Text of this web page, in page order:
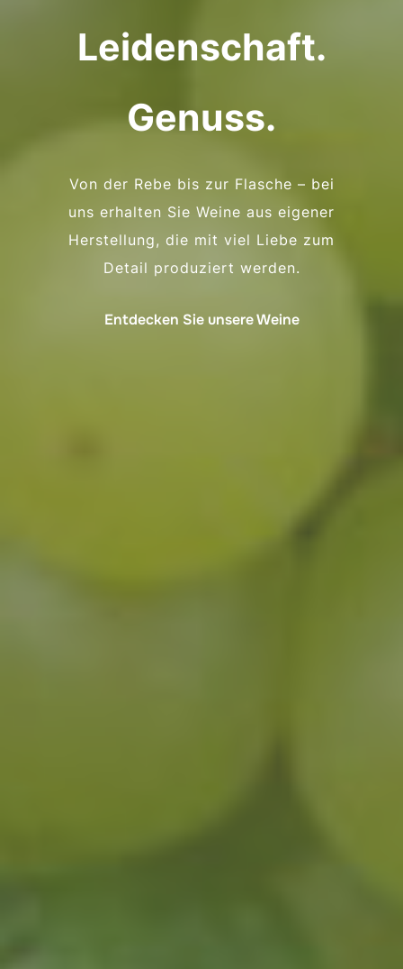
Leidenschaft.
Genuss.
Von der Rebe bis zur Flasche – bei
uns erhalten Sie Weine aus eigener
Herstellung, die mit viel Liebe zum
Detail produziert werden.
Entdecken Sie unsere Weine